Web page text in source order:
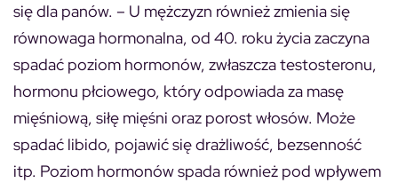
się dla panów. – U mężczyzn również zmienia się
równowaga hormonalna, od 40. roku życia zaczyna
spadać poziom hormonów, zwłaszcza testosteronu,
hormonu płciowego, który odpowiada za masę
mięśniową, siłę mięśni oraz porost włosów. Może
spadać libido, pojawić się drażliwość, bezsenność
itp. Poziom hormonów spada również pod wpływem